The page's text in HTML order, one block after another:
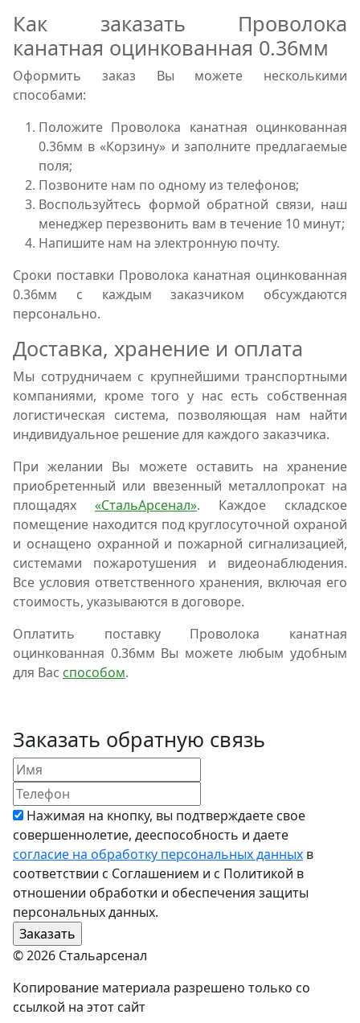
Как заказать Проволока
канатная оцинкованная 0.36мм
Оформить заказ Вы можете несколькими
способами:
Положите Проволока канатная оцинкованная
0.36мм в «Корзину» и заполните предлагаемые
поля;
Позвоните нам по одному из телефонов;
Воспользуйтесь формой обратной связи, наш
менеджер перезвонить вам в течение 10 минут;
Напишите нам на электронную почту.
Сроки поставки Проволока канатная оцинкованная
0.36мм с каждым заказчиком обсуждаются
персонально.
Доставка, хранение и оплата
Мы сотрудничаем с крупнейшими транспортными
компаниями, кроме того у нас есть собственная
логистическая система, позволяющая нам найти
индивидуальное решение для каждого заказчика.
При желании Вы можете оставить на хранение
приобретенный или ввезенный металлопрокат на
площадях «СтальАрсенал». Каждое складское
помещение находится под круглосуточной охраной
и оснащено охранной и пожарной сигнализацией,
системами пожаротушения и видеонаблюдения.
Все условия ответственного хранения, включая его
стоимость, указываются в договоре.
Оплатить поставку Проволока канатная
оцинкованная 0.36мм Вы можете любым удобным
для Вас способом.
Заказать обратную связь
Нажимая на кнопку, вы подтверждаете свое
совершеннолетие, дееспособность и даете
согласие на обработку персональных данных в
соответствии с Соглашением и с Политикой в
отношении обработки и обеспечения защиты
персональных данных.
© 2026 Стальарсенал
Копирование материала разрешено только со
ссылкой на этот сайт